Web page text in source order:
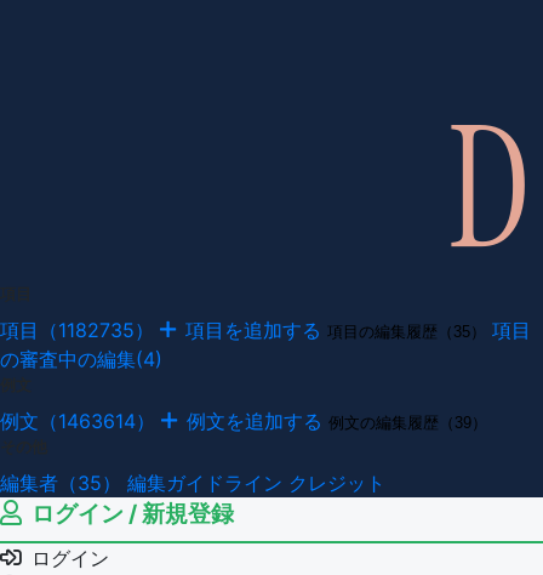
項目（1182735） 項目を追加する 項目の編集履歴（35）
項目
の審査中の編集(4)
例文（1463614） 例文を追加する 例文の編集履歴（39）
編集者（35） 編集ガイドライン クレジット
ログイン / 新規登録
ログイン